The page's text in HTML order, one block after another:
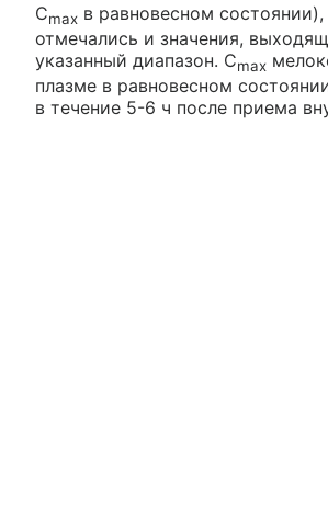
Сmax в равновесном состоянии),
отмечались и значения,
указанный диапазон. Cmax
плазме в равновесном
в течение 5-6 ч после приема